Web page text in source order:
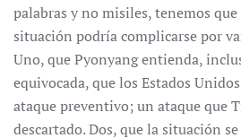
palabras y no misiles, tenemos
situación podría complicarse por
Uno, que Pyonyang entienda,
equivocada, que los Estados
ataque preventivo; un ataque que
descartado. Dos, que la situación